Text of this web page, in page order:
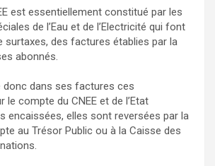
est essentiellement constitué par les
de l’Eau et de l’Electricité qui font
surtaxes, des factures établies par la
abonnés.
donc dans ses factures ces
compte du CNEE et de l’Etat
encaissées, elles sont reversées par la
au Trésor Public ou à la Caisse des